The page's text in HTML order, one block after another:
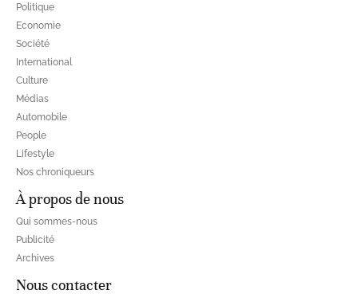
Politique
Economie
Société
International
Culture
Médias
Automobile
People
Lifestyle
Nos chroniqueurs
À propos de nous
Qui sommes-nous
Publicité
Archives
Nous contacter